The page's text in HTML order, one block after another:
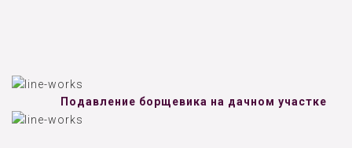
Подавление борщевика на дачном участке